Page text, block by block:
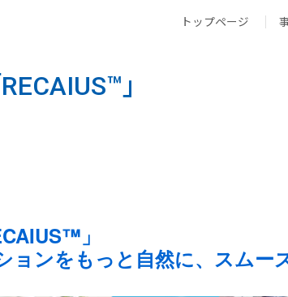
トップページ
」
」
ョンをもっと自然に、スムー